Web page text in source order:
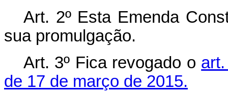
Art. 2º Esta Emenda
sua promulgação.
Art. 3º Fica revogado o
de 17 de março de 2015.